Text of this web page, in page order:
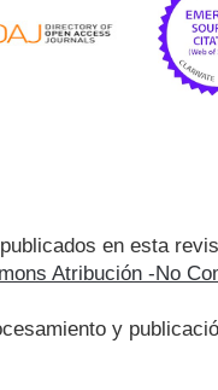
en esta
Atribución -No
y